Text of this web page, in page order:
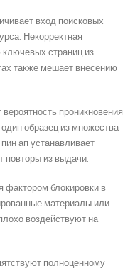
вход поисковых
Некорректная
страниц из
также мешает внесению
проникновения
образец из множества
ап устанавливает
повторы из выдачи.
фактором блокировки в
материалы или
воздействуют на
полноценному